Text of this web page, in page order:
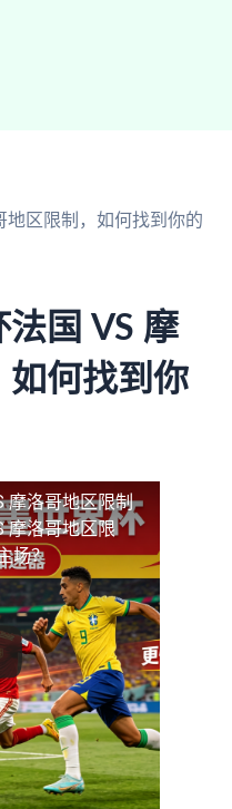
地区限制，如何找到你的
国 VS 摩
如何找到你
摩洛哥地区限制
摩洛哥地区限
场？